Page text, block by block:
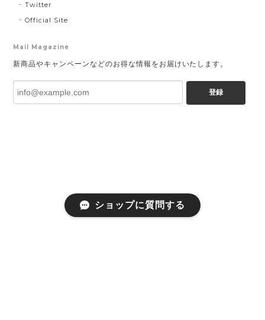
Twitter
Official Site
Mail Magazine
新商品やキャンペーンなどのお得な情報をお届けいたします。
登録
ショップに質問する